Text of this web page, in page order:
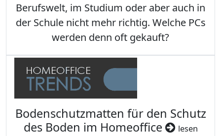
Berufswelt, im Studium oder aber auch in
der Schule nicht mehr richtig. Welche PCs
werden denn oft gekauft?
Bodenschutzmatten für den Schutz
des Boden im Homeoffice
lesen